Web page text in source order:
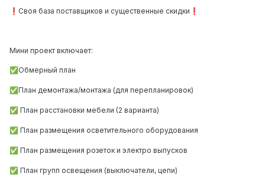
❗ ️Своя база поставщиков и существенные скидки ❗
Мини проект включает:
✅ Обмерный план
✅План демонтажа/монтажа (для перепланировок)
✅ План расстановки мебели (2 варианта)
✅ План размещения осветительного оборудования
✅ План размещения розеток и электро выпусков
✅ План групп освещения (выключатели, цепи)